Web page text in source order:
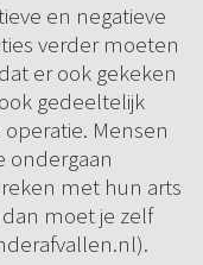
en negatieve
verder moeten
er ook gekeken
gedeeltelijk
Mensen
ondergaan
met hun arts
dan moet je zelf